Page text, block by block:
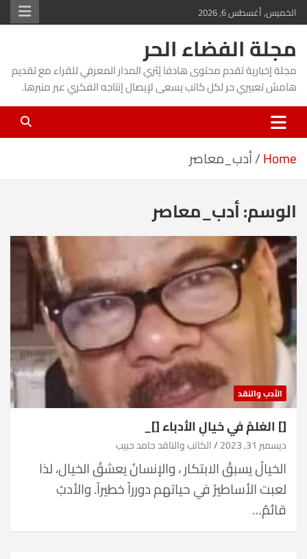
Skip
to
content
الخميس, أغسطس 6, 2026
مجلة الفضاء الحر
مجلة إخبارية تقدم محتوى هادفا يُثري المدار المعرفي للقراء مع تقديم
هامش تعبيري حر لكل كاتب يسعى لإيصال إنتاجه الفكري عبر منبرها.
Home أدب_معاصر
الوسم:أدب_معاصر
الأدب والنقد
[] الغلمُ في خيالِ الأدباء []_
ديسمبر 31, 2023 الكاتب والناقد حامد حبيب
الخيالُ يسبقُ الابتكار ، والإنسانُ يعشقُ الخيال، لذا
لعبت الأساطيرُ في حياتهم دورراً خطيراً. والأدبُ
قائمٌ…